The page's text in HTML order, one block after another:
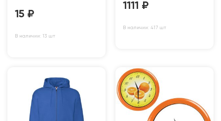
15 ₽
В наличии: 13 шт
1111 ₽
В наличии: 417 шт